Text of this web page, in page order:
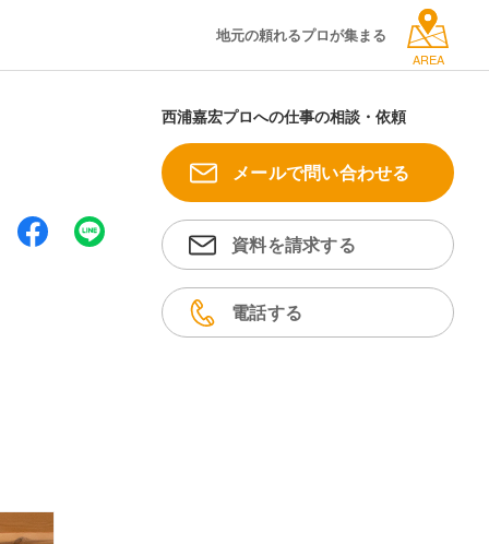
地元の頼れるプロが集まる
AREA
西浦嘉宏プロへの仕事の相談・依頼
メールで問い合わせる
資料を請求する
電話する